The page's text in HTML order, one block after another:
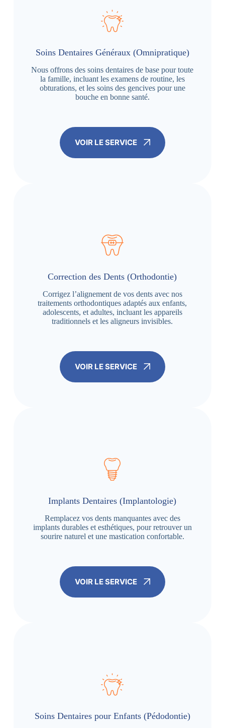
Soins Dentaires Généraux (Omnipratique)
Nous offrons des soins dentaires de base pour toute
la famille, incluant les examens de routine, les
obturations, et les soins des gencives pour une
bouche en bonne santé.
VOIR LE SERVICE
Correction des Dents (Orthodontie)
Corrigez l’alignement de vos dents avec nos
traitements orthodontiques adaptés aux enfants,
adolescents, et adultes, incluant les appareils
traditionnels et les aligneurs invisibles.
VOIR LE SERVICE
Implants Dentaires (Implantologie)
Remplacez vos dents manquantes avec des
implants durables et esthétiques, pour retrouver un
sourire naturel et une mastication confortable.
VOIR LE SERVICE
Soins Dentaires pour Enfants (Pédodontie)